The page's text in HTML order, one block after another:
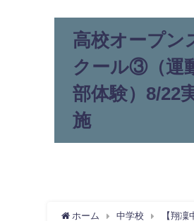
高校オープン
クール③（運
部体験）8/22
施
ホーム 中学校 【翔